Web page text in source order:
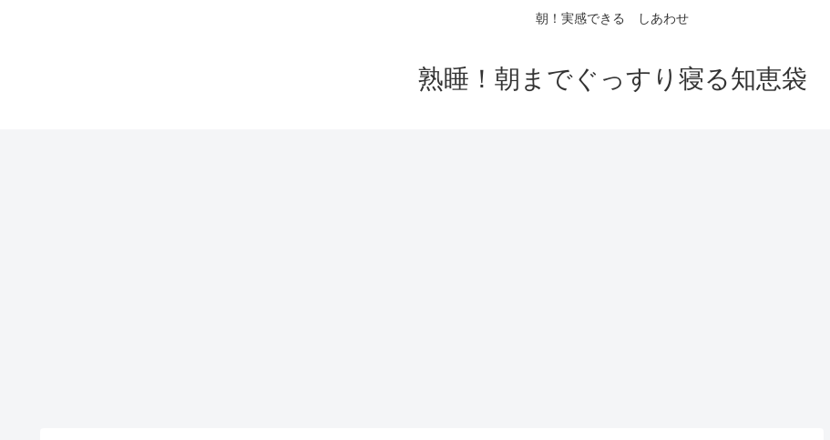
朝！実感できる しあわせ
熟睡！朝までぐっすり寝る知恵袋